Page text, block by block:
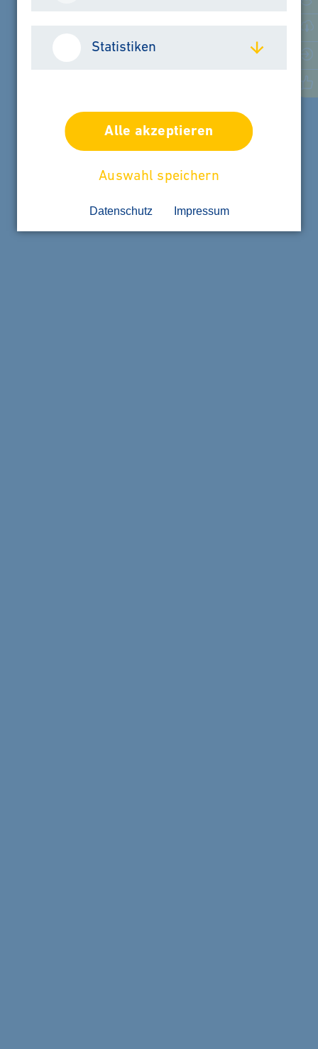
START QUICK TOUR
Statistiken
Alle akzeptieren
Auswahl speichern
Datenschutz Impressum